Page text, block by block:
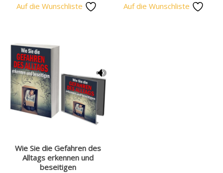
Auf die Wunschliste Auf die Wunschliste
Wie Sie die Gefahren des
Alltags erkennen und
beseitigen